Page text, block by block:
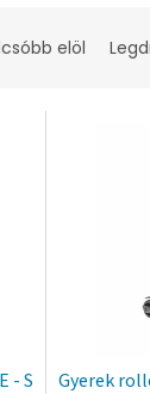
elöl
- S
Gyerek